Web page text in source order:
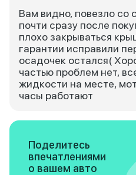
Вам видно, повезло со
почти сразу после
плохо закрываться
гарантии исправили
осадочек остался(
частью проблем нет,
жидкости на месте,
часы работают
Поделитесь
впечатлениями
о вашем авто